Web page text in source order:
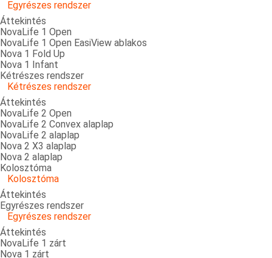
Egyrészes rendszer
Áttekintés
NovaLife 1 Open
NovaLife 1 Open EasiView ablakos
Nova 1 Fold Up
Nova 1 Infant
Kétrészes rendszer
Kétrészes rendszer
Áttekintés
NovaLife 2 Open
NovaLife 2 Convex alaplap
NovaLife 2 alaplap
Nova 2 X3 alaplap
Nova 2 alaplap
Kolosztóma
Kolosztóma
Áttekintés
Egyrészes rendszer
Egyrészes rendszer
Áttekintés
NovaLife 1 zárt
Nova 1 zárt